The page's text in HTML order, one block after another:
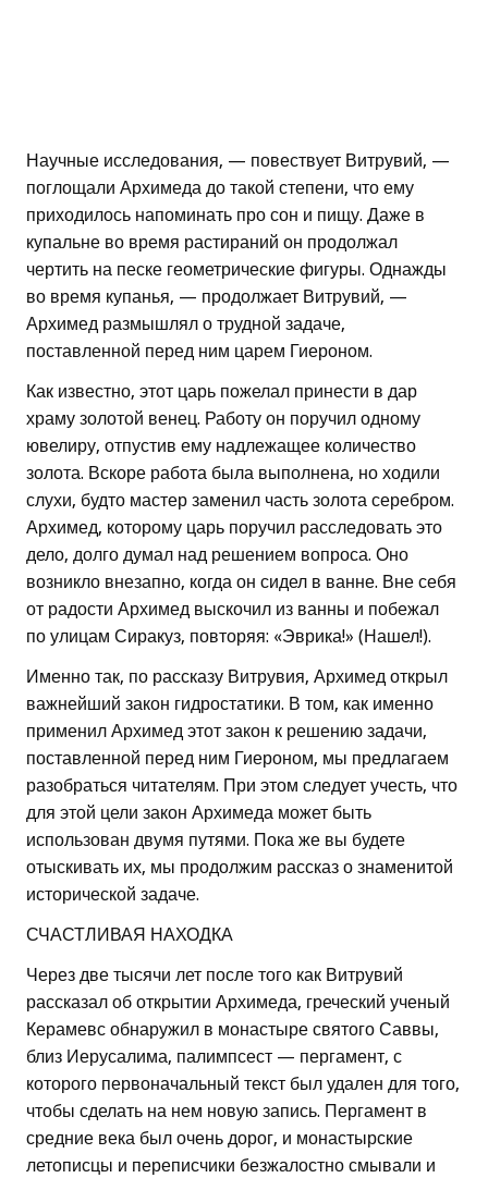
Научные исследования, — повествует Витрувий, —
поглощали Архимеда до такой степени, что ему
приходилось напоминать про сон и пищу. Даже в
купальне во время растираний он продолжал
чертить на песке геометрические фигуры. Однажды
во время купанья, — продолжает Витрувий, —
Архимед размышлял о трудной задаче,
поставленной перед ним царем Гиероном.
Как известно, этот царь пожелал принести в дар
храму золотой венец. Работу он поручил одному
ювелиру, отпустив ему надлежащее количество
золота. Вскоре работа была выполнена, но ходили
слухи, будто мастер заменил часть золота серебром.
Архимед, которому царь поручил расследовать это
дело, долго думал над решением вопроса. Оно
возникло внезапно, когда он сидел в ванне. Вне себя
от радости Архимед выскочил из ванны и побежал
по улицам Сиракуз, повторяя: «Эврика!» (Нашел!).
Именно так, по рассказу Витрувия, Архимед открыл
важнейший закон гидростатики. В том, как именно
применил Архимед этот закон к решению задачи,
поставленной перед ним Гиероном, мы предлагаем
разобраться читателям. При этом следует учесть, что
для этой цели закон Архимеда может быть
использован двумя путями. Пока же вы будете
отыскивать их, мы продолжим рассказ о знаменитой
исторической задаче.
СЧАСТЛИВАЯ НАХОДКА
Через две тысячи лет после того как Витрувий
рассказал об открытии Архимеда, греческий ученый
Керамевс обнаружил в монастыре святого Саввы,
близ Иерусалима, палимпсест — пергамент, с
которого первоначальный текст был удален для того,
чтобы сделать на нем новую запись. Пергамент в
средние века был очень дорог, и монастырские
летописцы и переписчики безжалостно смывали и